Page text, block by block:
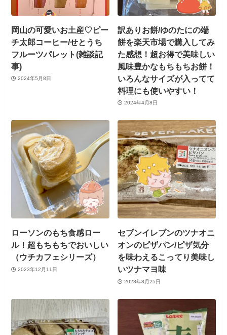
岡山の可愛いお土産♡ピー
チ太郎コーヒー/せとうち
フルーツパレット(雑談記
事)
2024年5月8日
訳ありお餅/ゆのたにの端
餅を楽天市場で購入してみ
た感想！超お得で美味しい
風味豊かなもちもちお餅！
いろんなサイズが入ってて
料理にも使いやすい！
2024年4月8日
ローソンのもち食感ロー
ル！超もちもちでおいしい
（ウチカフェシリーズ）
2023年12月11日
セブンイレブンのツナオニ
オンのピザパン/ピザ気分
を味わえるこってり美味し
いツナマヨ味
2023年8月25日